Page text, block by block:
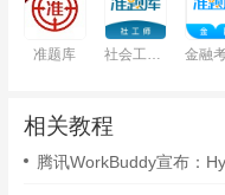
准题库 社会工作者准题库
相关教程
腾讯WorkBuddy宣布：